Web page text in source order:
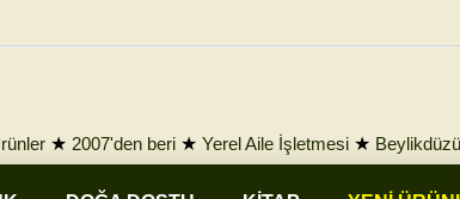
★ 2007'den beri ★ Yerel Aile İşletmesi ★